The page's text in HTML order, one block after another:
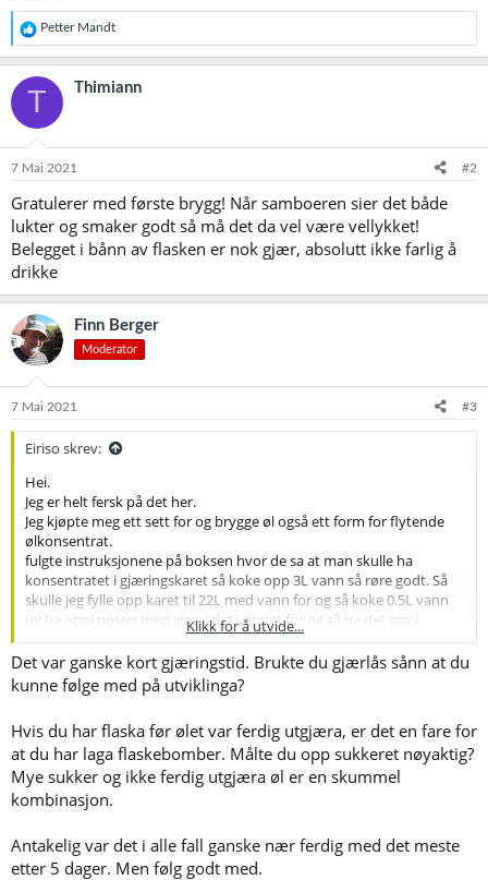
R
e
a
k
s
o
e
:
Petter Mandt
T Thimiann
7 Mai 2021 #2
Gratulerer med første brygg! Når samboeren sier det både
lukter og smaker godt så må det da vel være vellykket!
Belegget i bånn av flasken er nok gjær, absolutt ikke farlig å
drikke
Finn Berger
Moderator
7 Mai 2021 #3
Eiriso skrev:
Hei.
Jeg er helt fersk på det her.
Jeg kjøpte meg ett sett for og brygge øl også ett form for flytende
ølkonsentrat.
fulgte instruksjonene på boksen hvor de sa at man skulle ha
konsentratet i gjæringskaret så koke opp 3L vann så røre godt. Så
skulle jeg fylle opp karet til 22L med vann for og så koke 0.5L vann
og ha oppi posen med gjær i det vannet for og så ha det oppi
sammens med det andre ved en gitt temperatur. Jeg hadde ikke noe
termometer for hånden så tokk det bare på følelsen lot det så gjære
i 5 dager før jeg hadde noe sukker i flaskene og flasket ølet. Nå har
det stått i flasker i 4-5 dager. Smakte på ølet og min jeg har dårlig
smaker godt men har litt besk ettersmak og det er ett lite belegg på
bunnen av flasken. Er det da noe galt med ølet eller er det farlig og
dikke?
Takk for svar
Eirik s
Klikk for å utvide...
Det var ganske kort gjæringstid. Brukte du gjærlås sånn at du
kunne følge med på utviklinga?
Hvis du har flaska før ølet var ferdig utgjæra, er det en fare for
at du har laga flaskebomber. Målte du opp sukkeret nøyaktig?
Mye sukker og ikke ferdig utgjæra øl er en skummel
kombinasjon.
Antakelig var det i alle fall ganske nær ferdig med det meste
etter 5 dager. Men følg godt med.